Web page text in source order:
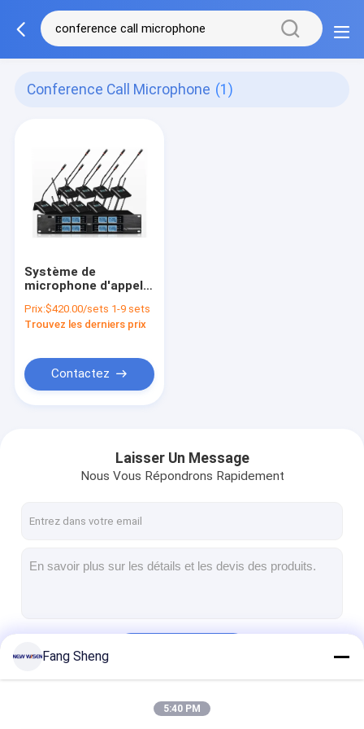
Conference Call Microphone (1)
Système de
microphone d'appel
LCD numérique
12dBuV 100dB
Prix:$420.00/sets 1-9 sets
Trouvez les derniers prix
Contactez
Laisser Un Message
Nous Vous Répondrons Rapidement
Fang Sheng
5:40 PM